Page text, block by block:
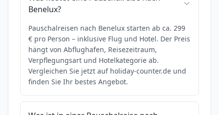
Benelux?
Pauschalreisen nach Benelux starten ab ca. 299
€ pro Person – inklusive Flug und Hotel. Der Preis
hängt von Abflughafen, Reisezeitraum,
Verpflegungsart und Hotelkategorie ab.
Vergleichen Sie jetzt auf holiday-counter.de und
finden Sie Ihr bestes Angebot.